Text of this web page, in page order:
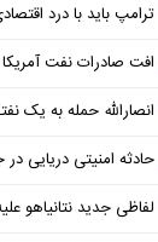
ترامپ باید با درد
افت صادرات نفت آمریکا به
انصارالله حمله به یک
حادثه امنیتی دریایی
لفاظی جدید نتانیاهو